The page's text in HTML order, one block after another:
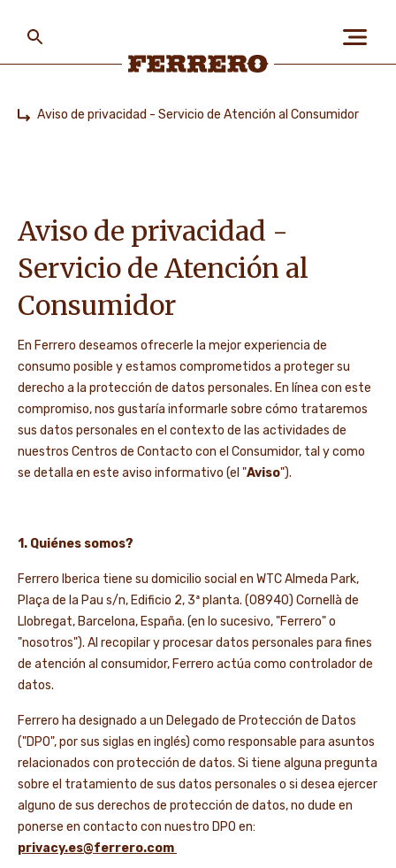
LAS PERSONAS Y EL
PLANETA
NUESTRAS MARCAS
CARRERAS
NOTICIAS Y HISTORIAS
main
content
Aviso de privacidad - Servicio de Atención al Consumidor
Aviso de privacidad -
Servicio de Atención al
Consumidor
En Ferrero deseamos ofrecerle la mejor experiencia de
consumo posible y estamos comprometidos a proteger su
derecho a la protección de datos personales. En línea con este
compromiso, nos gustaría informarle sobre cómo trataremos
sus datos personales en el contexto de las actividades de
nuestros Centros de Contacto con el Consumidor, tal y como
se detalla en este aviso informativo (el "Aviso").
1. Quiénes somos?
Ferrero Iberica tiene su domicilio social en WTC Almeda Park,
Plaça de la Pau s/n, Edificio 2, 3ª planta. (08940) Cornellà de
Llobregat, Barcelona, España. (en lo sucesivo, "Ferrero" o
"nosotros"). Al recopilar y procesar datos personales para fines
de atención al consumidor, Ferrero actúa como controlador de
datos.
Ferrero ha designado a un Delegado de Protección de Datos
("DPO", por sus siglas en inglés) como responsable para asuntos
relacionados con protección de datos. Si tiene alguna pregunta
sobre el tratamiento de sus datos personales o si desea ejercer
alguno de sus derechos de protección de datos, no dude en
ponerse en contacto con nuestro DPO en:
privacy.es@ferrero.com